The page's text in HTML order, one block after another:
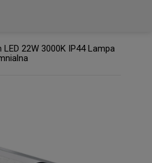
LED 22W 3000K IP44 Lampa